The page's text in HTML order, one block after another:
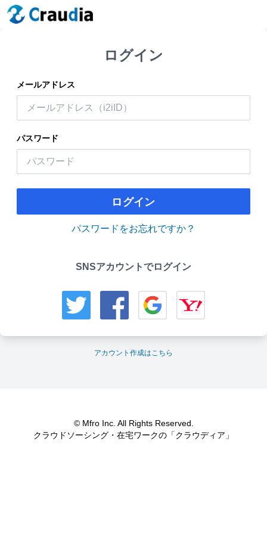
ログイン
メールアドレス
パスワード
ログイン
パスワードをお忘れですか？
SNSアカウントでログイン
アカウント作成はこちら
© Mfro Inc. All Rights Reserved.
クラウドソーシング・在宅ワークの「クラウディア」